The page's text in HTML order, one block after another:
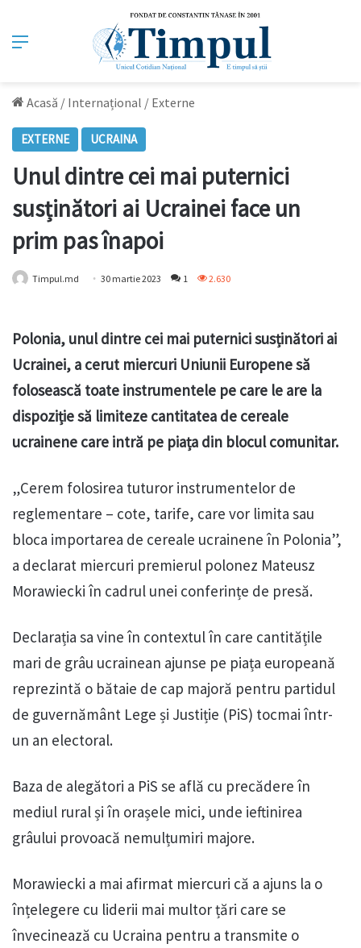
Meniu
Acasă / Internațional / Externe
EXTERNE UCRAINA
Unul dintre cei mai puternici
susținători ai Ucrainei face un
prim pas înapoi
Timpul.md 30 martie 2023 1 2.630
Polonia, unul dintre cei mai puternici susținători ai
Ucrainei, a cerut miercuri Uniunii Europene să
folosească toate instrumentele pe care le are la
dispoziție să limiteze cantitatea de cereale
ucrainene care intră pe piața din blocul comunitar.
„Cerem folosirea tuturor instrumentelor de
reglementare – cote, tarife, care vor limita sau
bloca importarea de cereale ucrainene în Polonia”,
a declarat miercuri premierul polonez Mateusz
Morawiecki în cadrul unei conferințe de presă.
Declarația sa vine în contextul în care cantitățile
mari de grâu ucrainean ajunse pe piața europeană
reprezintă o bătaie de cap majoră pentru partidul
de guvernământ Lege și Justiție (PiS) tocmai într-
un an electoral.
Baza de alegători a PiS se află cu precădere în
mediul rural și în orașele mici, unde ieftinirea
grâului provoacă nemulțumiri majore.
Morawiecki a mai afirmat miercuri că a ajuns la o
înțelegere cu liderii mai multor țări care se
învecinează cu Ucraina pentru a transmite o